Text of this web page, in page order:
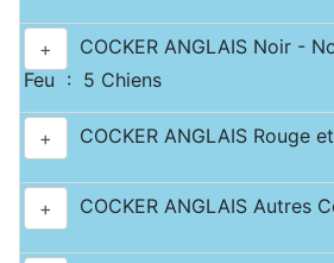
+
COCKER ANGLAIS Noir -
Feu : 5 Chiens
+ COCKER ANGLAIS Rouge
+ COCKER ANGLAIS Autres